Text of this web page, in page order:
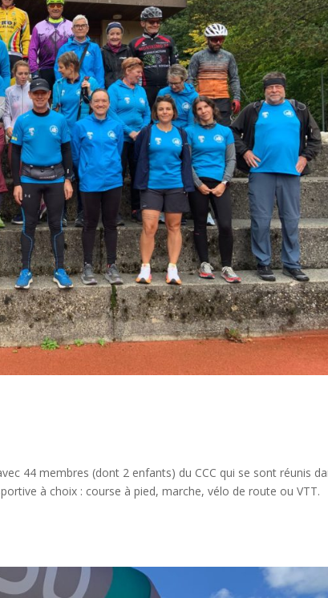
44 membres (dont 2 enfants) du CCC qui se sont réunis
à choix : course à pied, marche, vélo de route ou VTT.